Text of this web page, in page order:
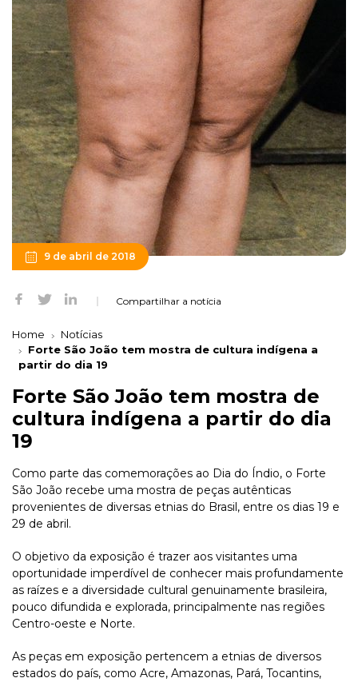
9 de abril de 2018
Compartilhar a notícia
Home
Notícias
Forte São João tem mostra de cultura indígena a
partir do dia 19
Forte São João tem mostra de
cultura indígena a partir do dia
19
Como parte das comemorações ao Dia do Índio, o Forte
São João recebe uma mostra de peças autênticas
provenientes de diversas etnias do Brasil, entre os dias 19 e
29 de abril.
O objetivo da exposição é trazer aos visitantes uma
oportunidade imperdível de conhecer mais profundamente
as raízes e a diversidade cultural genuinamente brasileira,
pouco difundida e explorada, principalmente nas regiões
Centro-oeste e Norte.
As peças em exposição pertencem a etnias de diversos
estados do país, como Acre, Amazonas, Pará, Tocantins,